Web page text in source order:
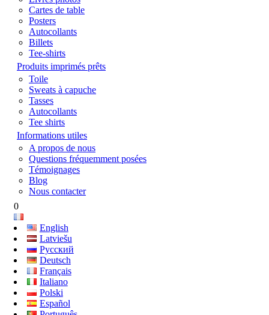
Cartes de table
Posters
Autocollants
Billets
Tee-shirts
Produits imprimés prêts
Toile
Sweats à capuche
Tasses
Autocollants
Tee shirts
Informations utiles
A propos de nous
Questions fréquemment posées
Témoignages
Blog
Nous contacter
0
English
Latviešu
Русский
Deutsch
Français
Italiano
Polski
Español